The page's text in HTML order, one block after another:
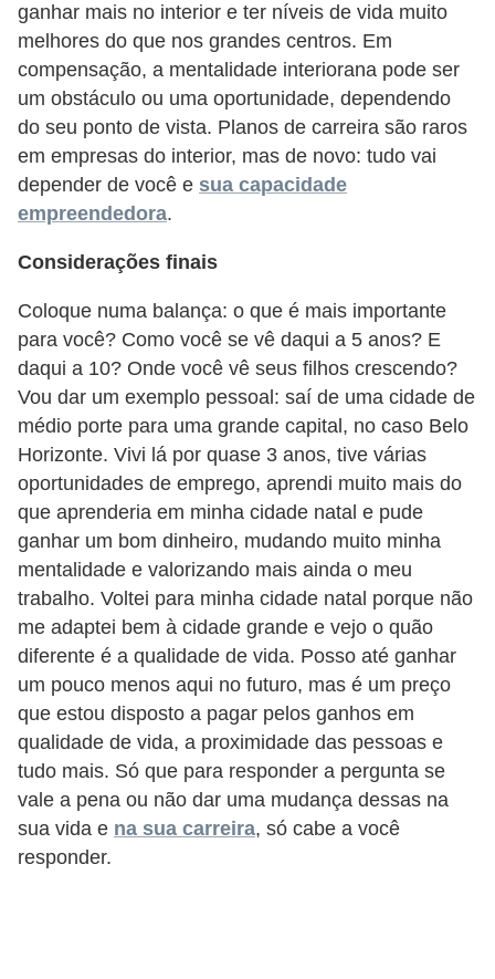
ganhar mais no interior e ter níveis de vida muito
melhores do que nos grandes centros. Em
compensação, a mentalidade interiorana pode ser
um obstáculo ou uma oportunidade, dependendo
do seu ponto de vista. Planos de carreira são raros
em empresas do interior, mas de novo: tudo vai
depender de você e sua capacidade
empreendedora.
Considerações finais
Coloque numa balança: o que é mais importante
para você? Como você se vê daqui a 5 anos? E
daqui a 10? Onde você vê seus filhos crescendo?
Vou dar um exemplo pessoal: saí de uma cidade de
médio porte para uma grande capital, no caso Belo
Horizonte. Vivi lá por quase 3 anos, tive várias
oportunidades de emprego, aprendi muito mais do
que aprenderia em minha cidade natal e pude
ganhar um bom dinheiro, mudando muito minha
mentalidade e valorizando mais ainda o meu
trabalho. Voltei para minha cidade natal porque não
me adaptei bem à cidade grande e vejo o quão
diferente é a qualidade de vida. Posso até ganhar
um pouco menos aqui no futuro, mas é um preço
que estou disposto a pagar pelos ganhos em
qualidade de vida, a proximidade das pessoas e
tudo mais. Só que para responder a pergunta se
vale a pena ou não dar uma mudança dessas na
sua vida e na sua carreira, só cabe a você
responder.
d
e
o
n
t
r
o
e
d
e
p
o
n
t
o